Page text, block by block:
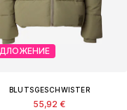
BLUTSGESCHWISTER
55,92 €